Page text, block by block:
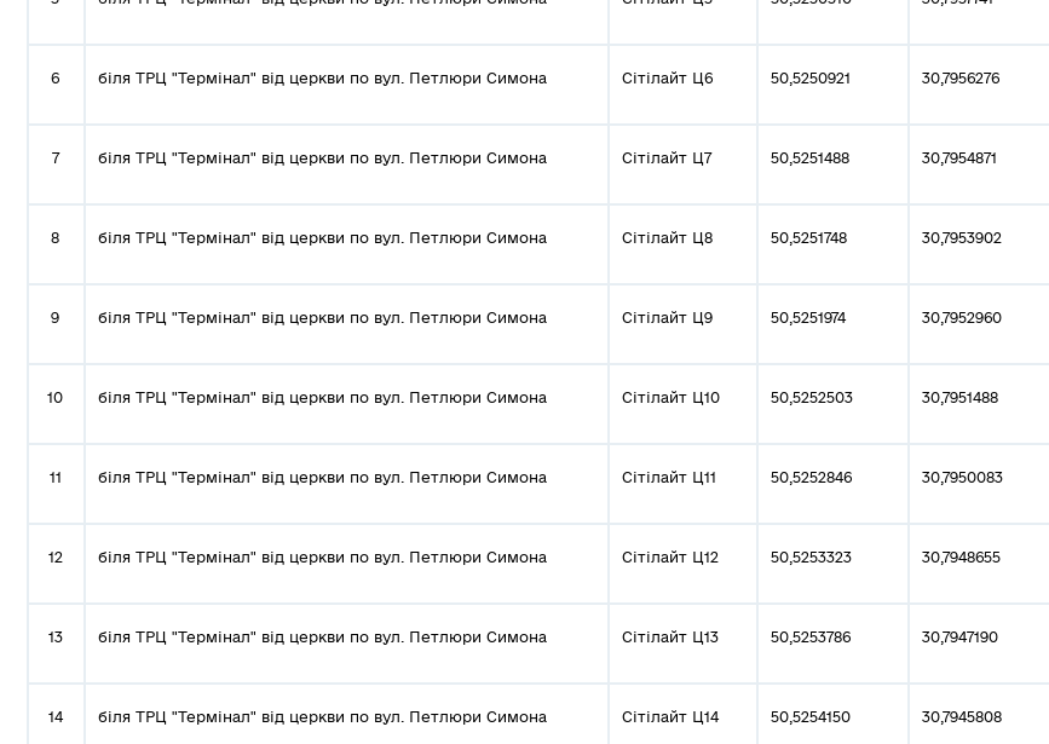
6 біля ТРЦ "Термінал" від церкви по вул. Петлюри Симона Сітілайт Ц6 50,5250921 30,7956276
7 біля ТРЦ "Термінал" від церкви по вул. Петлюри Симона Сітілайт Ц7 50,5251488 30,7954871
8 біля ТРЦ "Термінал" від церкви по вул. Петлюри Симона Сітілайт Ц8 50,5251748 30,7953902
9 біля ТРЦ "Термінал" від церкви по вул. Петлюри Симона Сітілайт Ц9 50,5251974 30,7952960
10 біля ТРЦ "Термінал" від церкви по вул. Петлюри Симона Сітілайт Ц10 50,5252503 30,7951488
11 біля ТРЦ "Термінал" від церкви по вул. Петлюри Симона Сітілайт Ц11 50,5252846 30,7950083
12 біля ТРЦ "Термінал" від церкви по вул. Петлюри Симона Сітілайт Ц12 50,5253323 30,7948655
13 біля ТРЦ "Термінал" від церкви по вул. Петлюри Симона Сітілайт Ц13 50,5253786 30,7947190
14 біля ТРЦ "Термінал" від церкви по вул. Петлюри Симона Сітілайт Ц14 50,5254150 30,7945808